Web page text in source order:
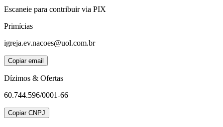
Escaneie para contribuir via PIX
Primícias
igreja.ev.nacoes@uol.com.br
Copiar email
Dízimos & Ofertas
60.744.596/0001-66
Copiar CNPJ